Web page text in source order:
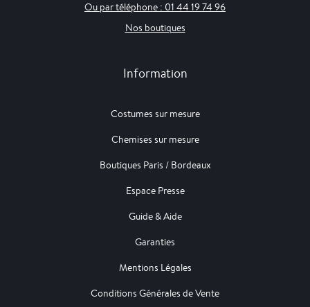
Ou par téléphone : 01 44 19 74 96
Nos boutiques
Information
Costumes sur mesure
Chemises sur mesure
Boutiques Paris / Bordeaux
Espace Presse
Guide & Aide
Garanties
Mentions Légales
Conditions Générales de Vente